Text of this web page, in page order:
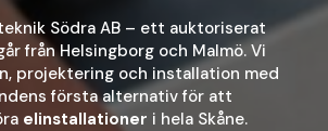
Södra AB – ett auktoriserat
från Helsingborg och Malmö. Vi
projektering och installation med
första alternativ för att
elinstallationer i hela Skåne.